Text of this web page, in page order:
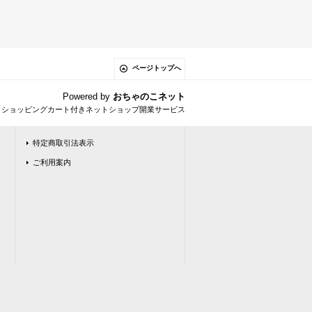
ページトップへ
Powered by おちゃのこネット
ョッピングカート付きネットショップ開業サービス
特定商取引法表示
ご利用案内